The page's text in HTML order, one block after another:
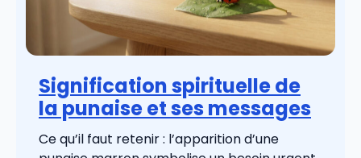
Signification spirituelle de
la punaise et ses messages
Ce qu’il faut retenir : l’apparition d’une